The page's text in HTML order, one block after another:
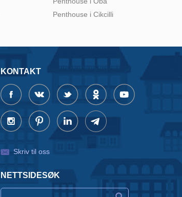
Penthouse i Cikcilli
KONTAKT
Skriv til oss
NETTSIDESØK